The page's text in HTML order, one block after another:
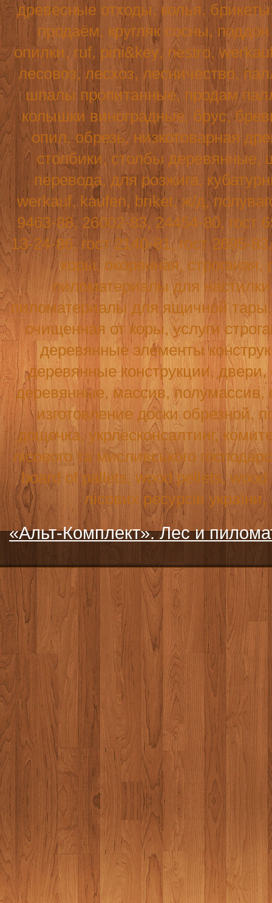
древесные отходы, колья,
продаём, кругляк сосны,
опилки,ruf, pini&key,nestro,
лесовоз, лесхоз, лесничество,
шпалы пропитанные, продам
колышки виноградные, брус,
опил, обрезь, низкотоварная
столбики, столбы
перевода, для розжига,
werkauf,kaufen, briket, ж/д,
9463-88, 26002-83, 24454-80, гост
13-24-86, гост 2140-81, гост 2695-
коры, окоренная,
пиломатериалы для
пиломатериалы для ящичной
очищенная от коры, услуги
деревянные элементы
деревянные конструкции,
деревянные, массив,
изготовление доски обрезной,
дощечка, укрлесконсалтинг,
лісового та мисливського
board of pallets,wood pellets,wood
лісових ресурсів
«Альт-Комплект». Лес и